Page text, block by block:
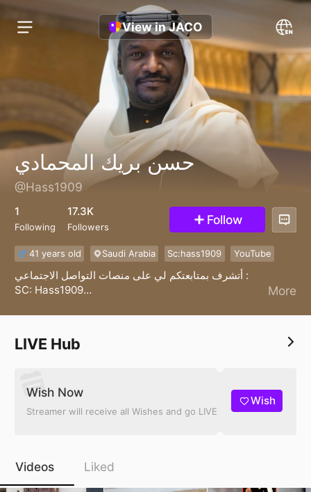
View in JACO
حسن بريك المحمادي
@Hass1909
1
Following
17.3K
Followers Follow
41 years old Saudi Arabia Sc:hass1909 YouTube
أتشرف بمتابعتكم لي على منصات التواصل الاجتماعي :
SC: Hass1909
More
LIVE Hub
Wish Now
Streamer will receive all Wishes and go LIVE
Wish
Videos Liked